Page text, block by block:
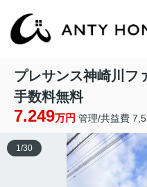
プレサンス神崎川
手数料無料
7.249万円 管理/共益費
1 /30